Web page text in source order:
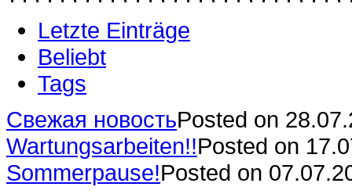
Letzte Einträge
Beliebt
Tags
Свежая новостьPosted on
Wartungsarbeiten!!Posted on
Sommerpause!Posted on